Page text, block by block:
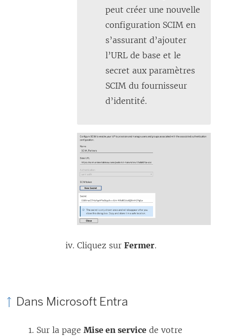
peut créer une nouvelle
configuration SCIM en
s’assurant d’ajouter
l’URL de base et le
secret aux paramètres
SCIM du fournisseur
d’identité.
Cliquez sur Fermer.
Dans Microsoft Entra
Sur la page Mise en service de votre